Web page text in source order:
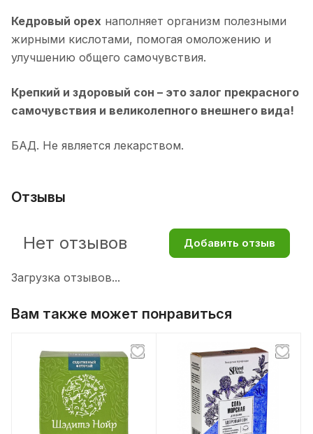
Кедровый орех наполняет организм полезными
жирными кислотами, помогая омоложению и
улучшению общего самочувствия.
Крепкий и здоровый сон – это залог прекрасного
самочувствия и великолепного внешнего вида!
БАД. Не является лекарством.
Отзывы
Загрузка отзывов...
Нет отзывов Добавить отзыв
Вам также может понравиться